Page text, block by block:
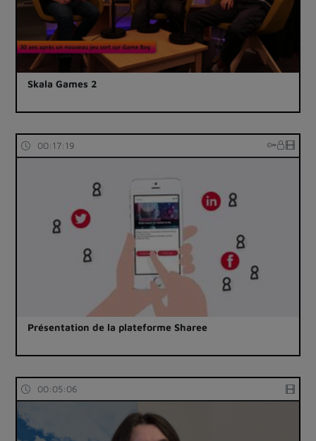
Skala Games 2
00:17:19
Présentation de la plateforme Sharee
00:05:06